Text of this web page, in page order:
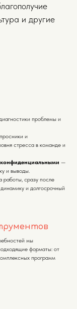
и другие
проблемы и
и
стресса в команде и
конфиденциальными —
и выводы.
работы, сразу после
и долгосрочный
мы
форматы: от
программ